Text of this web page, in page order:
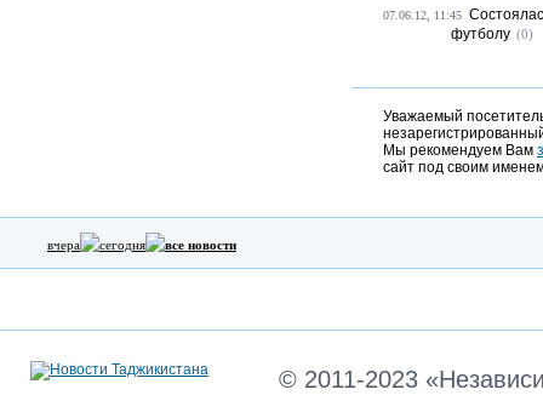
07.06.12, 11:45
футболу (0)
Уважаемый
Мы рекомендуем Вам
сайт под своим
вчера сегодня все новости
© 2011-2023